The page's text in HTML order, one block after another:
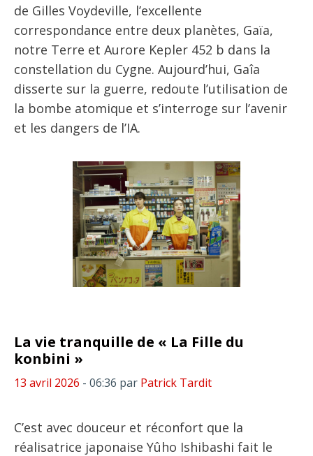
de Gilles Voydeville, l’excellente
correspondance entre deux planètes, Gaïa,
notre Terre et Aurore Kepler 452 b dans la
constellation du Cygne. Aujourd’hui, Gaîa
disserte sur la guerre, redoute l’utilisation de
la bombe atomique et s’interroge sur l’avenir
et les dangers de l’IA.
La vie tranquille de « La Fille du
konbini »
13 avril 2026 - 06:36 par Patrick Tardit
C’est avec douceur et réconfort que la
réalisatrice japonaise Yûho Ishibashi fait le